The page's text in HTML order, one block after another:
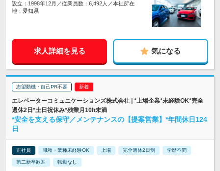
設立：1998年12月／従業員数：6,492人／本社所在
地：愛知県
求人詳細を見る 気になる
志望動機・自己PR不要
エレベーターコミュニケーションズ株式会社 | *上場企業*未経験OK*完全
週休2日*土日祝休み*残業月10h未満
*安全を支える保守／メンテナンスの【提案営業】*年間休日124
日
正社員 職種・業種未経験OK 上場 完全週休2日制 学歴不問
第二新卒歓迎 転勤なし